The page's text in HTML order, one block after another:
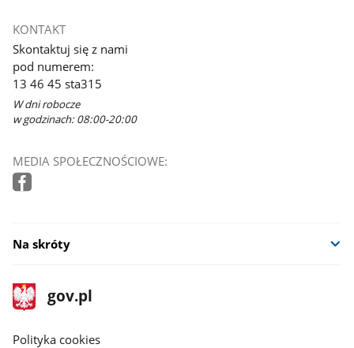
KONTAKT
Skontaktuj się z nami
pod numerem:
13 46 45 sta315
W dni robocze
w godzinach: 08:00-20:00
MEDIA SPOŁECZNOŚCIOWE:
Na skróty
stopka
gov.pl
Strona
gov.pl
gov.pl
Polityka cookies